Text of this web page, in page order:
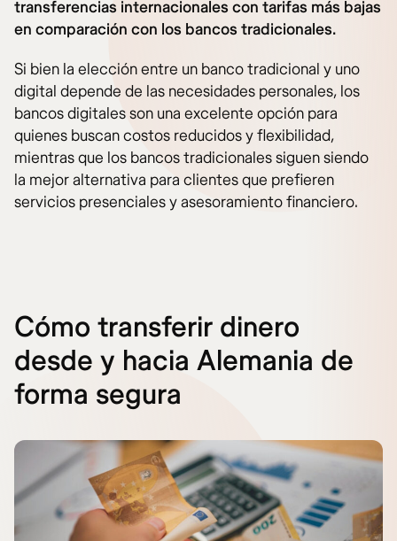
transferencias internacionales con tarifas más bajas
en comparación con los bancos tradicionales.
Si bien la elección entre un banco tradicional y uno
digital depende de las necesidades personales, los
bancos digitales son una excelente opción para
quienes buscan costos reducidos y flexibilidad,
mientras que los bancos tradicionales siguen siendo
la mejor alternativa para clientes que prefieren
servicios presenciales y asesoramiento financiero.
Cómo transferir dinero
desde y hacia Alemania de
forma segura